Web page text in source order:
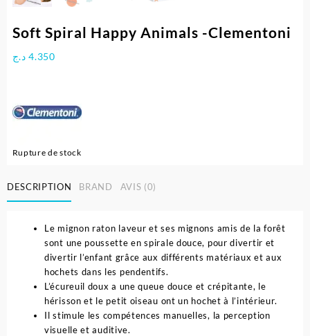
Soft Spiral Happy Animals -Clementoni
4.350 د.ج
Rupture de stock
DESCRIPTION BRAND AVIS (0)
Le mignon raton laveur et ses mignons amis de la forêt
sont une poussette en spirale douce, pour divertir et
divertir l’enfant grâce aux différents matériaux et aux
hochets dans les pendentifs.
L’écureuil doux a une queue douce et crépitante, le
hérisson et le petit oiseau ont un hochet à l’intérieur.
Il stimule les compétences manuelles, la perception
visuelle et auditive.